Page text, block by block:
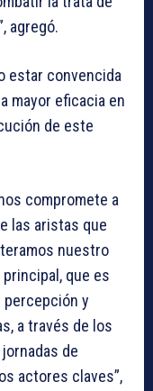
agregó.
estar convencida
mayor eficacia en
de este
compromete a
las aristas que
nuestro
que es
percepción y
a través de los
de
actores claves”,